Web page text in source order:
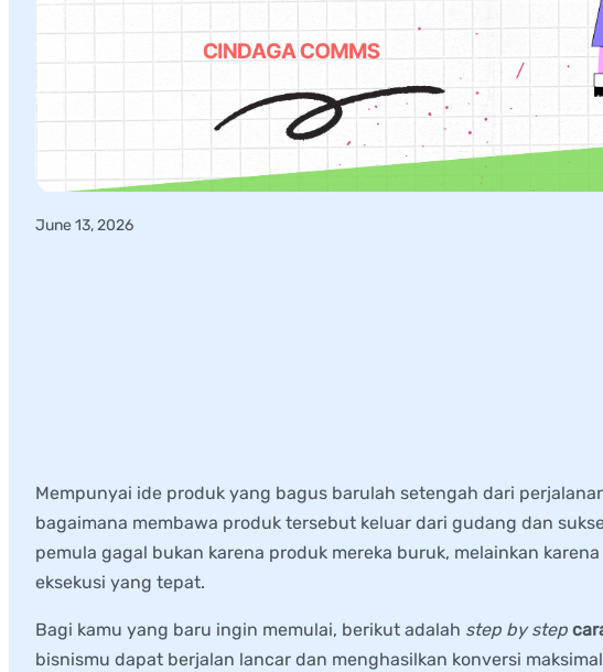
June 13, 2026
Mempunyai ide produk yang bagus barulah setengah dari
bagaimana membawa produk tersebut keluar dari gudang dan
pemula gagal bukan karena produk mereka buruk, melainkan
eksekusi yang tepat.
Bagi kamu yang baru ingin memulai, berikut adalah step by step
bisnismu dapat berjalan lancar dan menghasilkan konversi